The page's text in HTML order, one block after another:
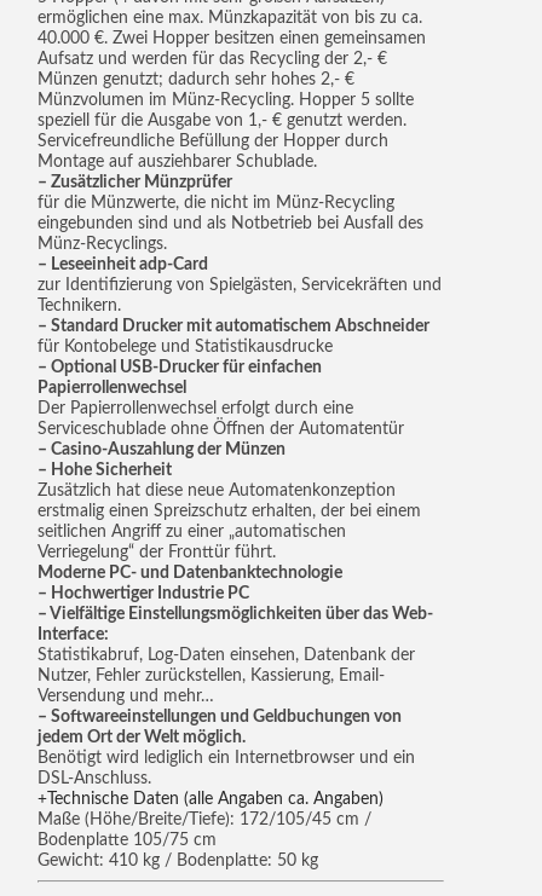
ermöglichen eine max. Münzkapazität von bis zu ca.
40.000 €. Zwei Hopper besitzen einen gemeinsamen
Aufsatz und werden für das Recycling der 2,- €
Münzen genutzt; dadurch sehr hohes 2,- €
Münzvolumen im Münz-Recycling. Hopper 5 sollte
speziell für die Ausgabe von 1,- € genutzt werden.
Servicefreundliche Befüllung der Hopper durch
Montage auf ausziehbarer Schublade.
– Zusätzlicher Münzprüfer
für die Münzwerte, die nicht im Münz-Recycling
eingebunden sind und als Notbetrieb bei Ausfall des
Münz-Recyclings.
– Leseeinheit adp-Card
zur Identifizierung von Spielgästen, Servicekräften und
Technikern.
– Standard Drucker mit automatischem Abschneider
für Kontobelege und Statistikausdrucke
– Optional USB-Drucker für einfachen
Papierrollenwechsel
Der Papierrollenwechsel erfolgt durch eine
Serviceschublade ohne Öffnen der Automatentür
– Casino-Auszahlung der Münzen
– Hohe Sicherheit
Zusätzlich hat diese neue Automatenkonzeption
erstmalig einen Spreizschutz erhalten, der bei einem
seitlichen Angriff zu einer „automatischen
Verriegelung“ der Fronttür führt.
Moderne PC- und Datenbanktechnologie
– Hochwertiger Industrie PC
– Vielfältige Einstellungsmöglichkeiten über das Web-
Interface:
Statistikabruf, Log-Daten einsehen, Datenbank der
Nutzer, Fehler zurückstellen, Kassierung, Email-
Versendung und mehr…
– Softwareeinstellungen und Geldbuchungen von
jedem Ort der Welt möglich.
Benötigt wird lediglich ein Internetbrowser und ein
DSL-Anschluss.
Technische Daten (alle Angaben ca. Angaben)
Maße (Höhe/Breite/Tiefe): 172/105/45 cm /
Bodenplatte 105/75 cm
Gewicht: 410 kg / Bodenplatte: 50 kg